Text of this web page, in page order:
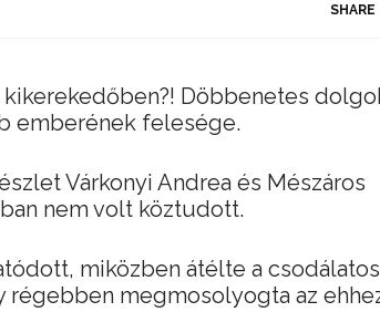
SHARE
Döbbenetes
emberének felesége.
Várkonyi Andrea és Mészáros
nem volt köztudott.
miközben átélte a csodálatos
régebben megmosolyogta az